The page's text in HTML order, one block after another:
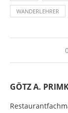
WANDERLEHRER
GÖTZ A.